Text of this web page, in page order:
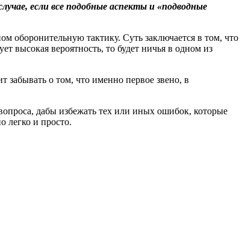
если все подобные аспекты и «подводные
оборонительную тактику. Суть заключается в том, что
высокая вероятность, то будет ничья в одном из
забывать о том, что именно первое звено, в
дабы избежать тех или иных ошибок, которые
легко и просто.